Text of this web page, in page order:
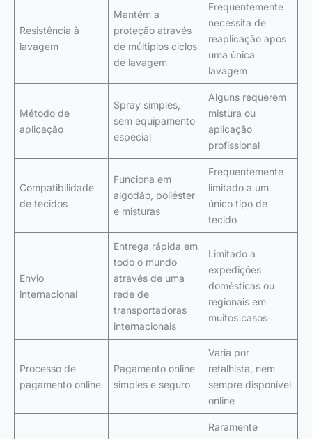
Resistência à
lavagem
Mantém a
proteção através
de múltiplos ciclos
de lavagem
Frequentemente
necessita de
reaplicação após
uma única
lavagem
Método de
aplicação
Spray simples,
sem equipamento
especial
Alguns requerem
mistura ou
aplicação
profissional
Compatibilidade
de tecidos
Funciona em
algodão, poliéster
e misturas
Frequentemente
limitado a um
único tipo de
tecido
Envio
internacional
Entrega rápida em
todo o mundo
através de uma
rede de
transportadoras
internacionais
Limitado a
expedições
domésticas ou
regionais em
muitos casos
Processo de
pagamento online
Pagamento online
simples e seguro
Varia por
retalhista, nem
sempre disponível
online
Raramente